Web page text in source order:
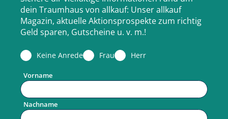
dein Traumhaus von allkauf: Unser allkauf
Magazin, aktuelle Aktionsprospekte zum richtig
Geld sparen, Gutscheine u. v. m.!
Keine Anrede Frau Herr
Vorname
Nachname